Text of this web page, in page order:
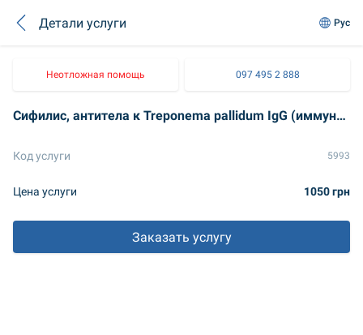
Детали услуги Рус
Неотложная помощь 097 495 2 888
Сифилис, антитела к Treponema pallidum IgG (иммуноблот)
Код услуги 5993
Цена услуги 1050 грн
Заказать услугу